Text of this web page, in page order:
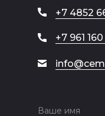
+7 4852
+7 961